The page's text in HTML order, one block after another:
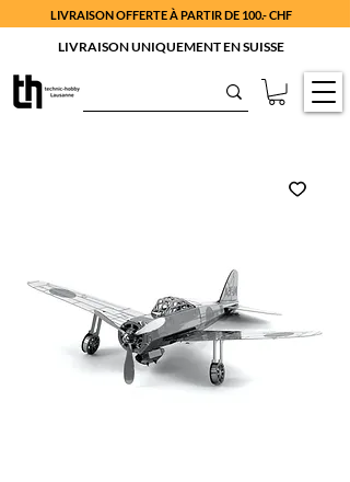
LIVRAISON OFFERTE À PARTIR DE 100.- CHF
LIVRAISON UNIQUEMENT EN SUISSE